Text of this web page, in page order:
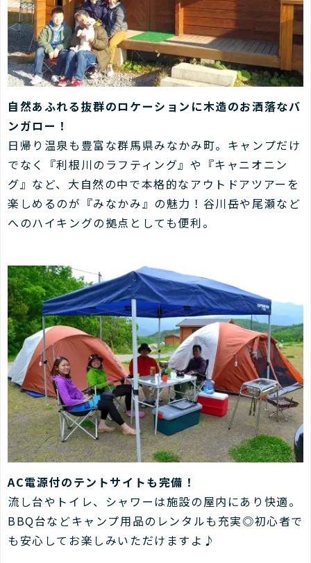
自然あふれる抜群のロケーションに木造のお洒落なバ
ンガロー！
日帰り温泉も豊富な群馬県みなかみ町。キャンプだけ
でなく『利根川のラフティング』や『キャニオニン
グ』など、大自然の中で本格的なアウトドアツアーを
楽しめるのが『みなかみ』の魅力！谷川岳や尾瀬など
へのハイキングの拠点としても便利。
AC電源付のテントサイトも完備！
流し台やトイレ、シャワーは施設の屋内にあり快適。
BBQ台などキャンプ用品のレンタルも充実◎初心者で
も安心してお楽しみいただけますよ♪